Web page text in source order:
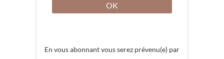
En vous abonnant vous serez prévenu(e) par